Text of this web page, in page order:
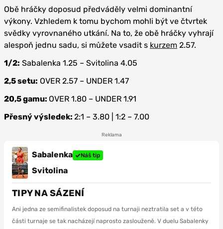
Obě hráčky doposud předváděly velmi dominantní
výkony. Vzhledem k tomu bychom mohli být ve čtvrtek
svědky vyrovnaného utkání. Na to, že obě hráčky vyhrají
alespoň jednu sadu, si můžete vsadit s kurzem 2.57.
1/2: Sabalenka 1.25 – Svitolina 4.05
2,5 setu: OVER 2.57 – UNDER 1.47
20,5 gamu: OVER 1.80 – UNDER 1.91
Přesný výsledek: 2:1 – 3.80 | 1:2 – 7.00
Reklama
Sabalenka Náš tip
Svitolina
TIPY NA SÁZENÍ
Ani jedna ze semifinalistek doposud na turnaji neztratila set a v této
části turnaje se tak nacházejí naprosto zaslouženě. V duelu Sabalenky